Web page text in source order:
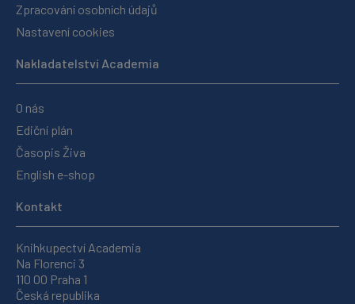
Zpracování osobních údajů
Nastavení cookies
Nakladatelství Academia
O nás
Ediční plán
Časopis Živa
English e-shop
Kontakt
Knihkupectví Academia
Na Florenci 3
110 00 Praha 1
Česká republika